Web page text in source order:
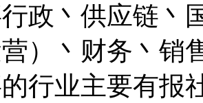
行政丶供应链丶
）丶财务丶销
行业主要有报